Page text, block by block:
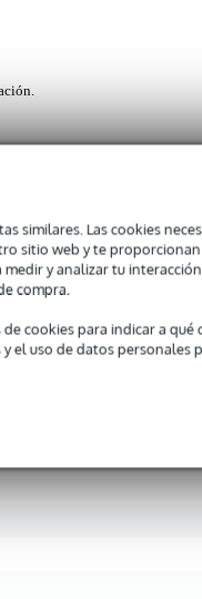
similares. Las cookies
sitio web y te
y analizar tu
compra.
cookies para indicar a
el uso de datos personales
excelente flexibilidad, lo
de fabricación, cuentan
independientemente
natural y fabricadas en